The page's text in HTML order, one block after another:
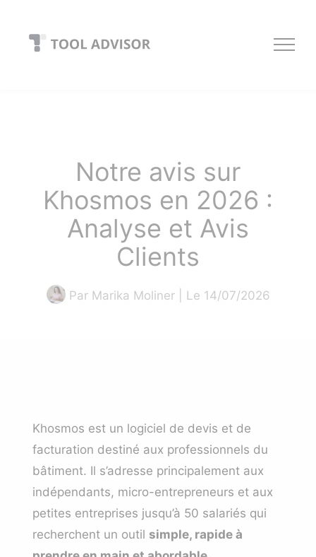
content
Notre avis sur
Khosmos en 2026 :
Analyse et Avis
Clients
Par Marika Moliner| Le 14/07/2026
Khosmos est un logiciel de devis et de
facturation destiné aux professionnels du
bâtiment. Il s’adresse principalement aux
indépendants, micro-entrepreneurs et aux
petites entreprises jusqu’à 50 salariés qui
recherchent un outil simple, rapide à